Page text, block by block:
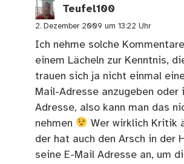
Teufel100
2. Dezember 2009 um 13:22 Uhr
Ich nehme solche
einem Lächeln zur Kenntnis,
trauen sich ja nicht einmal
Mail-Adresse anzugeben oder
Adresse, also kann man das
nehmen
Wer wirklich Kritik
der hat auch den Arsch in der
seine E-Mail Adresse an, um